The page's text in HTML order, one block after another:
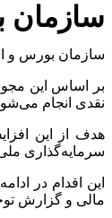
سازمان
سازمان بورس و
نقدی انجام
هدف از این
سرمایه‌گذاری
این اقدام در
مالی و گزارش